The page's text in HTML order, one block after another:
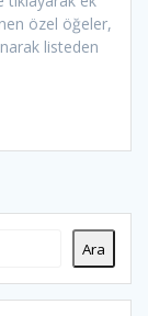
özel öğeler,
listeden
Ara